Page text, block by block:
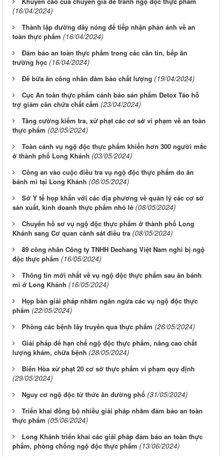
(16/04/2024)
Thành lập đường dây nóng để tiếp nhận phản ánh về an
toàn thực phẩm (16/04/2024)
Đảm bảo an toàn thực phẩm trong các căn tin, bếp ăn
trường học (16/04/2024)
Để bữa ăn công nhân đảm bảo chất lượng (19/04/2024)
Cục An toàn thực phẩm cảnh báo sản phẩm Detox Táo hỗ
trợ giảm cân chứa chất cấm (23/04/2024)
Tăng cường kiểm tra, xử phạt các cơ sở vi phạm về an toàn
thực phẩm (02/05/2024)
Toàn cảnh vụ ngộ độc thực phẩm khiến hơn 300 người mắc
ở thành phố Long Khánh (03/05/2024)
Công an vào cuộc điều tra vụ ngộ độc thực phẩm do ăn
bánh mì tại Long Khánh (06/05/2024)
Sở Y tế họp khẩn với các địa phương về quản lý các cơ sở
sản xuất, kinh doanh thực phẩm nhỏ lẻ (08/05/2024)
Chuyển hồ sơ vụ ngộ độc thực phẩm ở thành phố Long
Khánh sang Cơ quan cảnh sát điều tra (08/05/2024)
89 công nhân Công ty TNHH Dechang Việt Nam nghi bị ngộ
độc thực phẩm (16/05/2024)
Thông tin mới nhất về vụ ngộ độc thực phẩm sau ăn bánh
mì ở Long Khánh (16/05/2024)
Họp bàn giải pháp nhằm ngăn ngừa các vụ ngộ độc thực
phẩm (22/05/2024)
Phòng các bệnh lây truyền qua thực phẩm (26/05/2024)
Giải pháp để hạn chế ngộ độc thực phẩm, nâng cao chất
lượng khám, chữa bệnh (28/05/2024)
Biên Hòa xử phạt 20 cơ sở thực phẩm vi phạm quy định
(29/05/2024)
Nguy cơ ngộ độc từ thức ăn đường phố (31/05/2024)
Triển khai đồng bộ nhiều giải pháp nhằm đảm bảo an toàn
thực phẩm (05/06/2024)
Long Khánh triển khai các giải pháp đảm bảo an toàn thực
phẩm, phòng chống ngộ độc thực phẩm (13/06/2024)